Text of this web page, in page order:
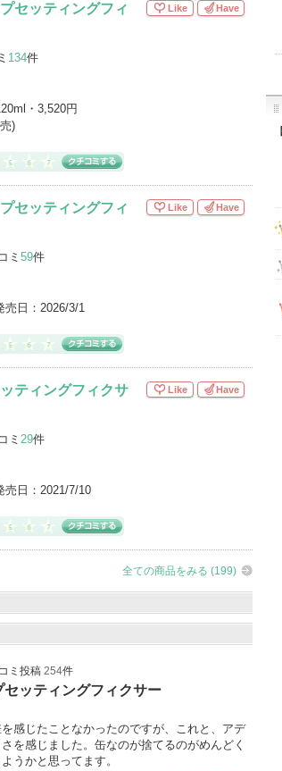
セッティングフィ
134件
・3,520円
)
Like Have
セッティングフィ
ミ 59件
売日： 2026/3/1
Like Have
ティングフィクサ
ミ 29件
売日： 2021/7/10
Like Have
全ての商品をみる (199)
ミ投稿 254件
ッティングフィクサー
感じたことなかったのですが、これと、アデ
を感じました。缶なのが捨てるのがめんどく
うかと思ってます。
【